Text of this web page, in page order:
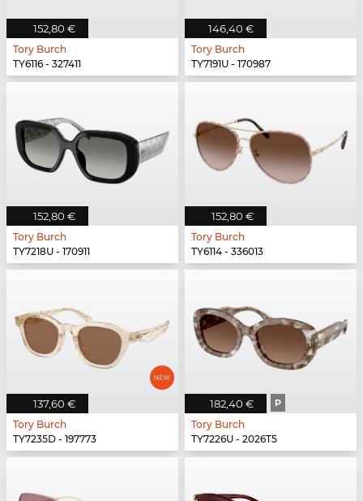
152,80 €
Tory Burch
TY6116 - 327411
146,40 €
Tory Burch
TY7191U - 170987
152,80 €
Tory Burch
TY7218U - 170911
152,80 €
Tory Burch
TY6114 - 336013
137,60 €
Tory Burch
TY7235D - 197773
182,40 € P
Tory Burch
TY7226U - 2026T5